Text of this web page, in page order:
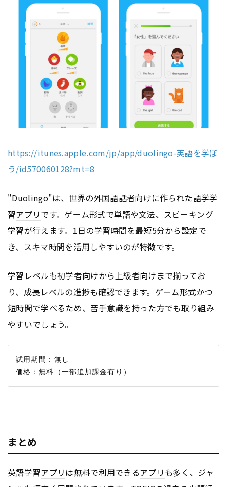
https://itunes.apple.com/jp/app/duolingo-英語を学ぼ
う/id570060128?mt=8
"Duolingo"は、世界の外国語話者向けに作られた語学学
習アプリです。ゲーム形式で単語や文法、スピーキング
学習が行えます。1日の学習時間を最短5分から設定で
き、スキマ時間を活用しやすいのが特徴です。
学習レベルも初学者向けから上級者向けまで揃ってお
り、成長レベルの進捗も確認できます。ゲーム形式かつ
短時間で学べるため、苦手意識を持った方でも取り組み
やすいでしょう。
試用期間：無し
まとめ
英語学習アプリは無料で利用できるアプリも多く、ジャ